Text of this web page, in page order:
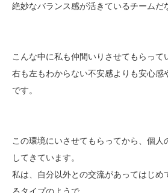
絶妙なバランス感が活きているチームだ
こんな中に私も仲間いりさせてもらって
右も左もわからない不安感よりも安心感
です。
この環境にいさせてもらってから、個人
してきています。
私は、自分以外との交流があってはじめ